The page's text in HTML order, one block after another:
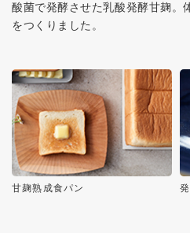
酸菌で発酵させた乳酸発酵甘麹。
をつくりました。
甘麹熟成食パン